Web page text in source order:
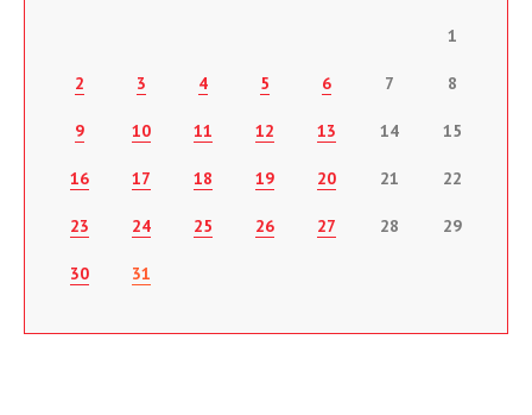
1
2 3 4 5 6 7 8
9 10 11 12 13 14 15
16 17 18 19 20 21 22
23 24 25 26 27 28 29
30 31